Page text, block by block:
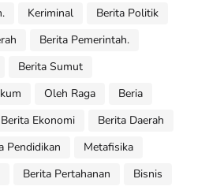
Keriminal
Berita Politik
Berita Pemerintah.
Berita Sumut
Oleh Raga
Beria
Berita Ekonomi
Berita Daerah
Pendidikan
Metafisika
Berita Pertahanan
Bisnis